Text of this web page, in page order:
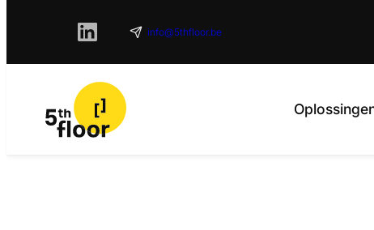
info@5thfloor.be